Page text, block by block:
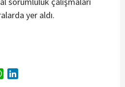
yer aldı.
WhatsApp